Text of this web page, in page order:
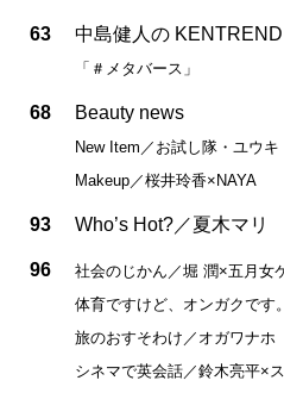
63 中島健人の KENTREND
「＃メタバース」
68 Beauty news
New Item／お試し隊・ユウキ
Makeup／桜井玲香×NAYA
93 Who’s Hot?／夏木マリ
96
社会のじかん／堀 潤×五月女
体育ですけど、オンガクです
旅のおすそわけ／オガワナホ
シネマで英会話／鈴木亮平×